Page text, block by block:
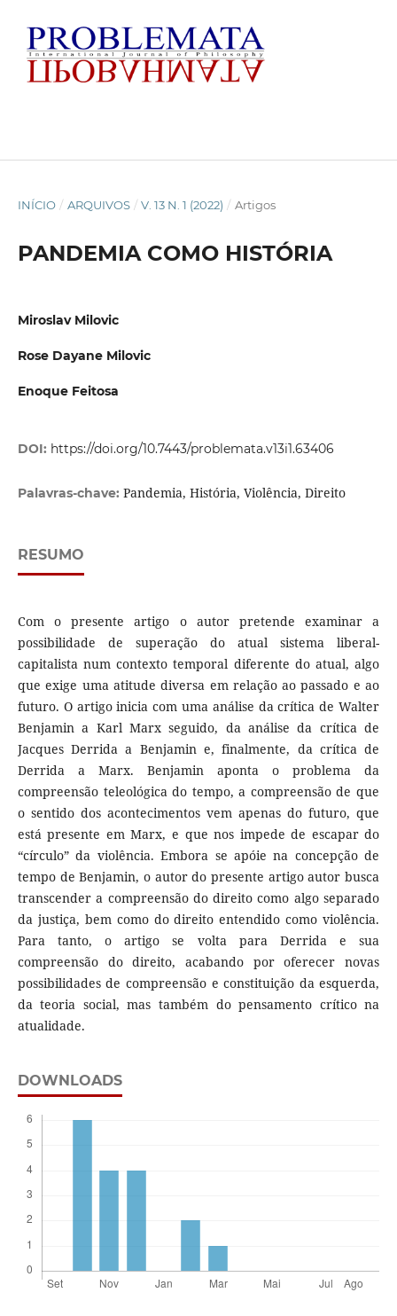
INÍCIO / ARQUIVOS / V. 13 N. 1 (2022) / Artigos
PANDEMIA COMO HISTÓRIA
Miroslav Milovic
Rose Dayane Milovic
Enoque Feitosa
DOI: https://doi.org/10.7443/problemata.v13i1.63406
Palavras-chave: Pandemia, História, Violência, Direito
RESUMO
Com o presente artigo o autor pretende examinar a
possibilidade de superação do atual sistema liberal-
capitalista num contexto temporal diferente do atual, algo
que exige uma atitude diversa em relação ao passado e ao
futuro. O artigo inicia com uma análise da crítica de Walter
Benjamin a Karl Marx seguido, da análise da crítica de
Jacques Derrida a Benjamin e, finalmente, da crítica de
Derrida a Marx. Benjamin aponta o problema da
compreensão teleológica do tempo, a compreensão de que
o sentido dos acontecimentos vem apenas do futuro, que
está presente em Marx, e que nos impede de escapar do
“círculo” da violência. Embora se apóie na concepção de
tempo de Benjamin, o autor do presente artigo autor busca
transcender a compreensão do direito como algo separado
da justiça, bem como do direito entendido como violência.
Para tanto, o artigo se volta para Derrida e sua
compreensão do direito, acabando por oferecer novas
possibilidades de compreensão e constituição da esquerda,
da teoria social, mas também do pensamento crítico na
atualidade.
DOWNLOADS